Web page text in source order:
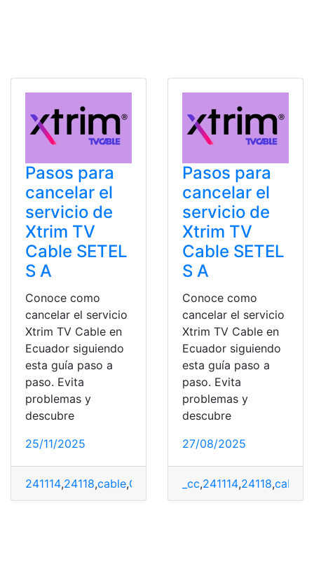
Pasos para
cancelar el
servicio de
Xtrim TV
Cable SETEL
S A
Conoce como
cancelar el servicio
Xtrim TV Cable en
Ecuador siguiendo
esta guía paso a
paso. Evita
problemas y
descubre
25/11/2025
241114,24118,cable,Cancelar Servicio,SETEL,TV,Xtrim
Pasos para
cancelar el
servicio de
Xtrim TV
Cable SETEL
S A
Conoce como
cancelar el servicio
Xtrim TV Cable en
Ecuador siguiendo
esta guía paso a
paso. Evita
problemas y
descubre
27/08/2025
_cc,241114,24118,cable